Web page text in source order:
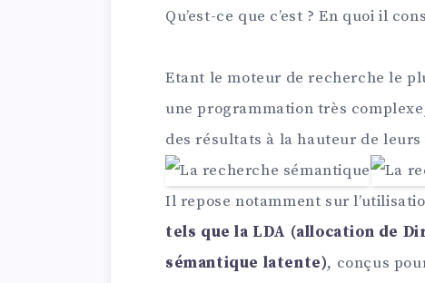
Qu’est-ce que c’est ? En quoi il
Etant le moteur de recherche le
une programmation très
des résultats à la hauteur de leurs
Il repose notamment sur
tels que la LDA (allocation de
sémantique latente), conçus